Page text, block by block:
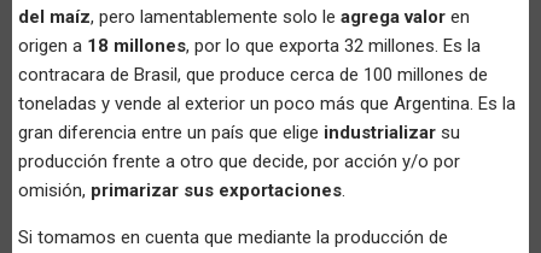
del maíz, pero lamentablemente solo le agrega valor en
origen a 18 millones, por lo que exporta 32 millones. Es la
contracara de Brasil, que produce cerca de 100 millones de
toneladas y vende al exterior un poco más que Argentina. Es la
gran diferencia entre un país que elige industrializar su
producción frente a otro que decide, por acción y/o por
omisión, primarizar sus exportaciones.
Si tomamos en cuenta que mediante la producción de